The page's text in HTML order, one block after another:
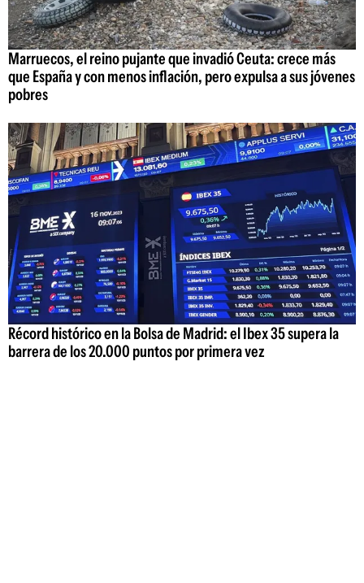
Marruecos, el reino pujante que invadió Ceuta: crece más
que España y con menos inflación, pero expulsa a sus jóvenes
pobres
Récord histórico en la Bolsa de Madrid: el Ibex 35 supera la
barrera de los 20.000 puntos por primera vez